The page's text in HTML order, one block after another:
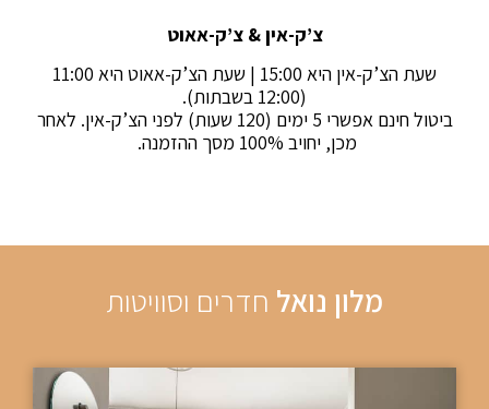
צ’ק-אין & צ’ק-אאוט
שעת הצ’ק-אין היא 15:00 | שעת הצ’ק-אאוט היא 11:00
ביטול חינם אפשרי 5 ימים (120 שעות) לפני הצ’ק-אין. לאחר
מכן, יחויב 100% מסך ההזמנה.
מלון נואלחדרים וסוויטות